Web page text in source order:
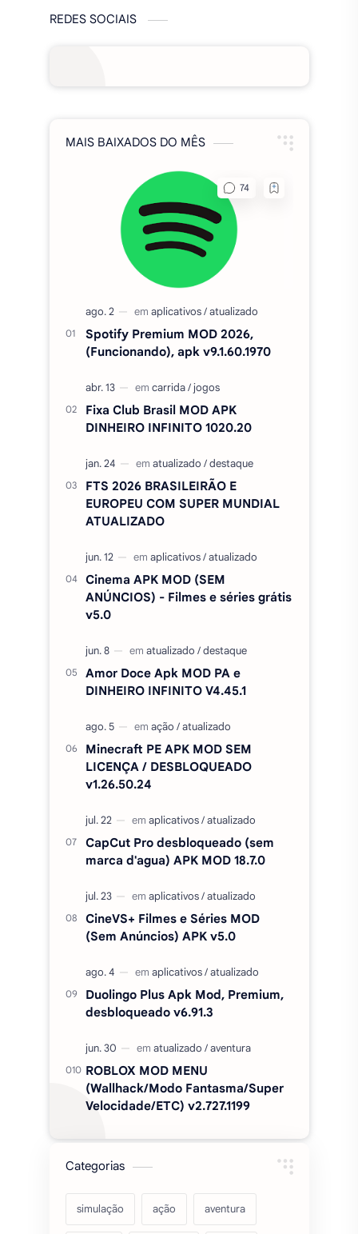
REDES SOCIAIS
MAIS BAIXADOS DO MÊS
Spotify Premium MOD 2026,
(Funcionando), apk v9.1.60.1970
Fixa Club Brasil MOD APK
DINHEIRO INFINITO 1020.20
FTS 2026 BRASILEIRÃO E
EUROPEU COM SUPER MUNDIAL
ATUALIZADO
Cinema APK MOD (SEM
ANÚNCIOS) - Filmes e séries grátis
v5.0
Amor Doce Apk MOD PA e
DINHEIRO INFINITO V4.45.1
Minecraft PE APK MOD SEM
LICENÇA / DESBLOQUEADO
v1.26.50.24
CapCut Pro desbloqueado (sem
marca d'agua) APK MOD 18.7.0
CineVS+ Filmes e Séries MOD
(Sem Anúncios) APK v5.0
Duolingo Plus Apk Mod, Premium,
desbloqueado v6.91.3
ROBLOX MOD MENU
(Wallhack/Modo Fantasma/Super
Velocidade/ETC) v2.727.1199
Categorias
simulação ação aventura